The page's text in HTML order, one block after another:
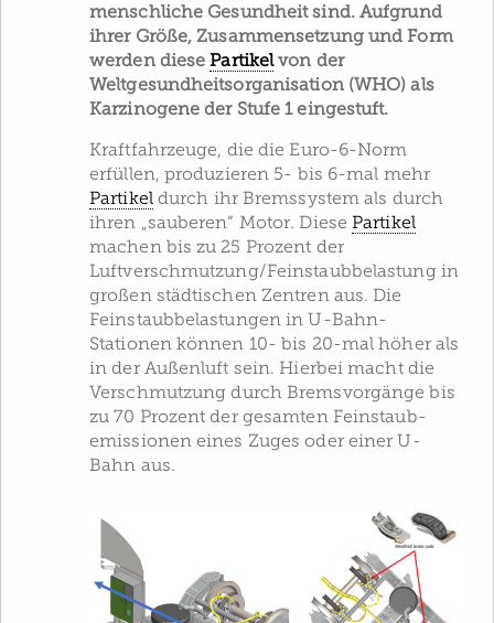
menschliche Gesundheit sind. Aufgrund
ihrer Größe, Zusammensetzung und Form
werden diesePartikelvon der
Weltgesundheitsorganisation (WHO) als
Karzinogene der Stufe 1 eingestuft.
Kraftfahrzeuge, die die Euro-6-Norm
erfüllen, produzieren 5- bis 6-mal mehr
Partikeldurch ihr Brems­system als durch
ihren „sauberen“ Motor. DiesePartikel
machen bis zu 25 Prozent der
Luftverschmutzung/Feinstaubbelastung in
großen städtischen Zentren aus. Die
Feinstaubbelastungen in U-Bahn-
Stationen können 10- bis 20-mal höher als
in der Außenluft sein. Hierbei macht die
Verschmutzung durch Bremsvorgänge bis
zu 70 Prozent der gesamten Feinstaub­
emissionen eines Zuges oder einer U-
Bahn aus.